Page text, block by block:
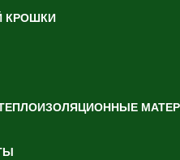
КРОШКИ